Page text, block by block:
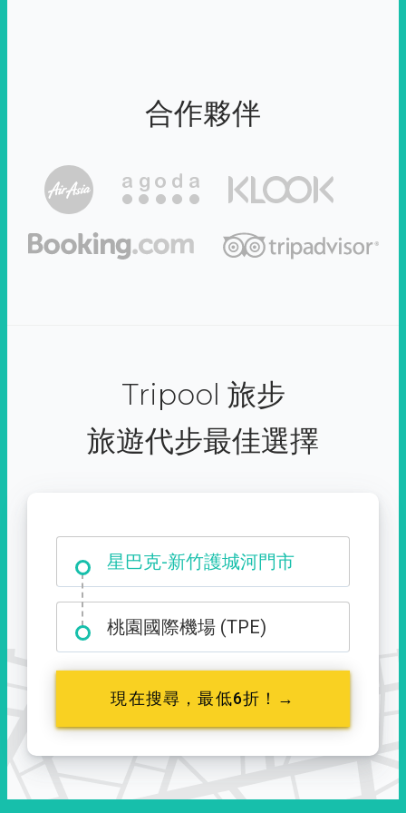
合作夥伴
Tripool 旅步
旅遊代步最佳選擇
星巴克-新竹護城河門市
大霸尖山登山口
桃園國際機場 (TPE)
現在搜尋，最低6折！→